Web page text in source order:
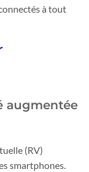
à tout
augmentée
(RV)
smartphones.